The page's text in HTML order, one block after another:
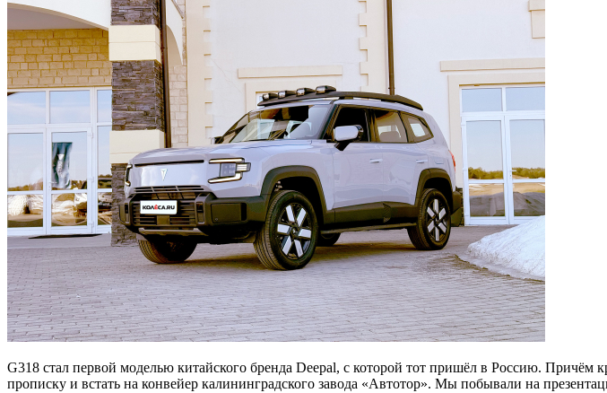
G318 стал первой моделью китайского бренда Deepal, с которой тот пришёл в Россию. Причём
прописку и встать на конвейер калининградского завода «Автотор». Мы побывали на